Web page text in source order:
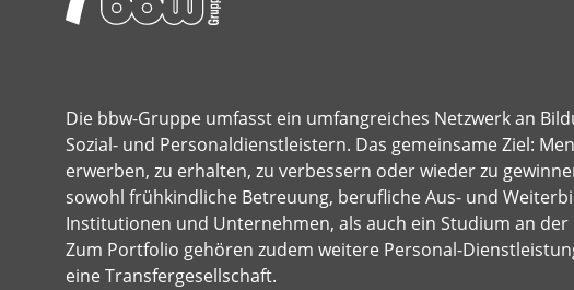
Die bbw-Gruppe umfasst ein umfangreiches Netzwerk an
Sozial- und Personaldienstleistern. Das gemeinsame Ziel:
erwerben, zu erhalten, zu verbessern oder wieder zu
sowohl frühkindliche Betreuung, berufliche Aus- und
Institutionen und Unternehmen, als auch ein Studium an
Zum Portfolio gehören zudem weitere Personal-
eine Transfergesellschaft.